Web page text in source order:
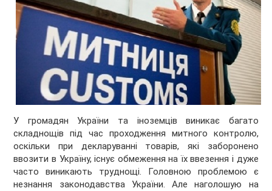
У громадян України та іноземців виникає багато
складнощів під час проходження митного контролю,
оскільки при декларуванні товарів, які заборонено
ввозити в Україну, існує обмеження на їх ввезення і дуже
часто виникають труднощі. Головною проблемою є
незнання законодавства України. Але наголошую на